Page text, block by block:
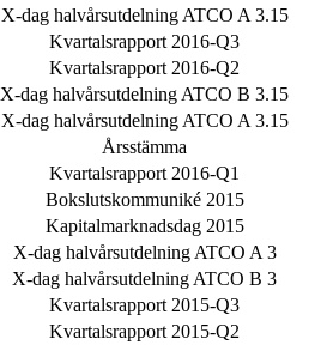
X-dag halvårsutdelning ATCO A 3.15
Kvartalsrapport 2016-Q3
Kvartalsrapport 2016-Q2
X-dag halvårsutdelning ATCO B 3.15
X-dag halvårsutdelning ATCO A 3.15
Årsstämma
Kvartalsrapport 2016-Q1
Bokslutskommuniké 2015
Kapitalmarknadsdag 2015
X-dag halvårsutdelning ATCO A 3
X-dag halvårsutdelning ATCO B 3
Kvartalsrapport 2015-Q3
Kvartalsrapport 2015-Q2